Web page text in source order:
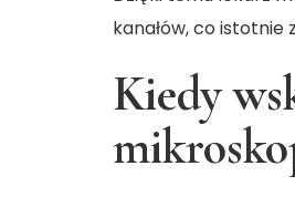
kanałów, co istotnie
Kiedy